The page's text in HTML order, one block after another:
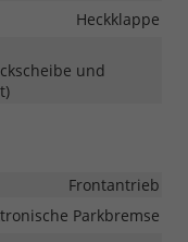
Heckklappe
und
Frontantrieb
Parkbremse